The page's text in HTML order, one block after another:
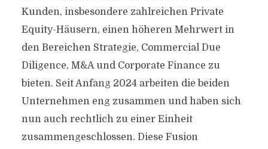
Kunden, insbesondere zahlreichen Private
Equity-Häusern, einen höheren Mehrwert in
den Bereichen Strategie, Commercial Due
Diligence, M&A und Corporate Finance zu
bieten. Seit Anfang 2024 arbeiten die beiden
Unternehmen eng zusammen und haben sich
nun auch rechtlich zu einer Einheit
zusammengeschlossen. Diese Fusion